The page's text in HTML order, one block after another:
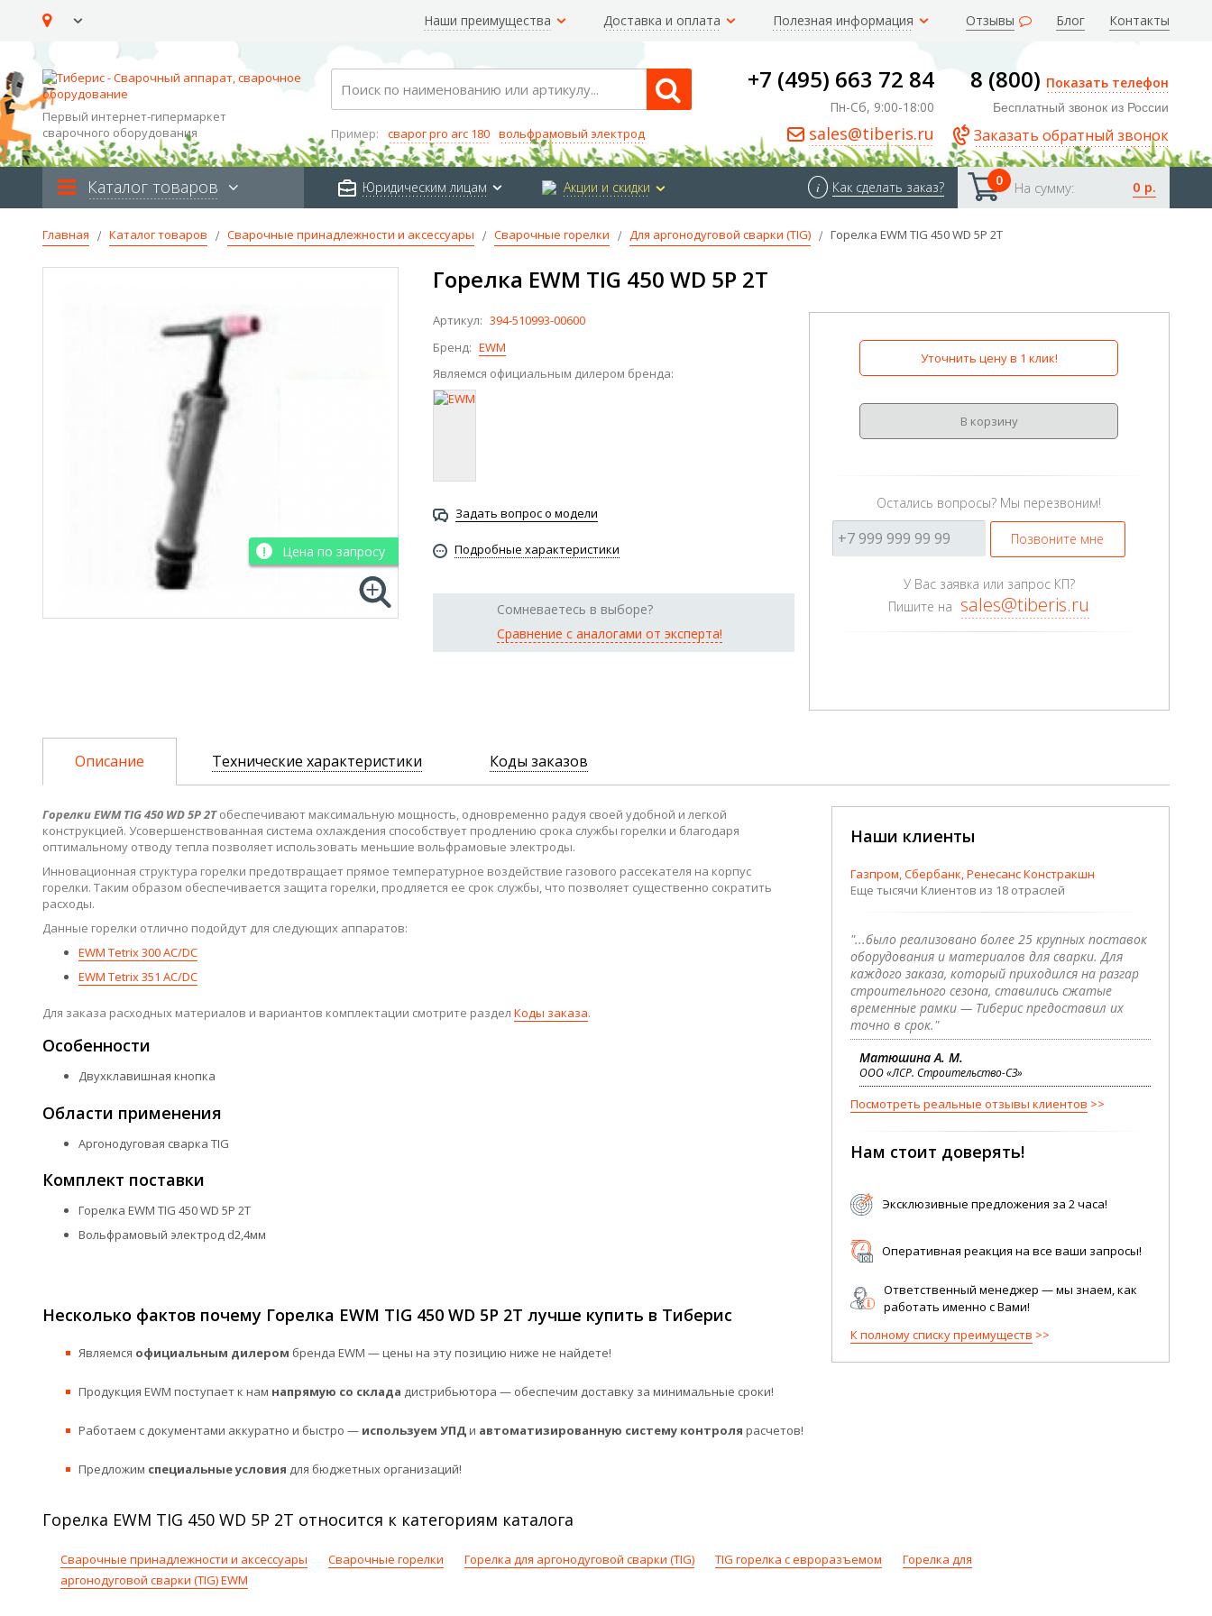
Наши преимущества Доставка и оплата Полезная информация Отзывы Блог Контакты
Первый интернет-гипермаркет
сварочного оборудования
Search
Пример: сварог pro arc 180 вольфрамовый электрод
+7 (495) 663 72 84
Пн-Сб, 9:00-18:00
sales@tiberis.ru
8 (800) Показать телефон
Бесплатный звонок из России
Заказать обратный звонок
Каталог товаров Юридическим лицам Акции и скидки 0 На сумму: 0 р.
i Как сделать заказ?
Главная Каталог товаров Сварочные принадлежности и аксессуары Сварочные горелки Для аргонодуговой сварки (TIG) Горелка EWM TIG 450 WD 5P 2T
Горелка EWM TIG 450 WD 5P 2T
Артикул: 394-510993-00600
Бренд: EWM
Являемся официальным дилером бренда:
Задать вопрос о модели
Подробные характеристики
Сомневаетесь в выборе?
Сравнение с аналогами от эксперта!
Уточнить цену в 1 клик!
В корзину
Остались вопросы? Мы перезвоним!
Позвоните мне
У Вас заявка или запрос КП?
Пишите на sales@tiberis.ru
Цена по запросу
Описание Технические характеристики Коды заказов
Горелки EWM TIG 450 WD 5P 2Tобеспечивают максимальную мощность, одновременно радуя своей удобной и легкой
конструкцией. Усовершенствованная система охлаждения способствует продлению срока службы горелки и благодаря
оптимальному отводу тепла позволяет использовать меньшие вольфрамовые электроды.
Инновационная структура горелки предотвращает прямое температурное воздействие газового рассекателя на корпус
горелки. Таким образом обеспечивается защита горелки, продляется ее срок службы, что позволяет существенно сократить
расходы.
Данные горелки отлично подойдут для следующих аппаратов:
EWM Tetrix 300 AC/DC
EWM Tetrix 351 AC/DC
Для заказа расходных материалов и вариантов комплектации смотрите раздел Коды заказа.
Особенности
Двухклавишная кнопка
Области применения
Аргонодуговая сварка TIG
Комплект поставки
Горелка EWM TIG 450 WD 5P 2T
Вольфрамовый электрод d2,4мм
Наши клиенты
Газпром, Сбербанк, Ренесанс Констракшн
Еще тысячи Клиентов из 18 отраслей
"...было реализовано более 25 крупных поставок
оборудования и материалов для сварки. Для
каждого заказа, который приходился на разгар
строительного сезона, ставились сжатые
временные рамки — Тиберис предоставил их
точно в срок."
Матюшина А. М.
ООО «ЛСР. Строительство-СЗ»
Посмотреть реальные отзывы клиентов
Нам стоит доверять!
Эксклюзивные предложения за 2 часа!
Оперативная реакция на все ваши запросы!
Ответственный менеджер — мы знаем, как
работать именно с Вами!
К полному списку преимуществ
Несколько фактов почему Горелка EWM TIG 450 WD 5P 2T лучше купить в Тиберис
Являемся официальным дилером бренда EWM — цены на эту позицию ниже не найдете!
Продукция EWM поступает к нам напрямую со склада дистрибьютора — обеспечим доставку за минимальные сроки!
Работаем с документами аккуратно и быстро — используем УПДи автоматизированную систему контроля расчетов!
Предложим специальные условия для бюджетных организаций!
Горелка EWM TIG 450 WD 5P 2T относится к категориям каталога
Сварочные принадлежности и аксессуары Сварочные горелки Горелка для аргонодуговой сварки (TIG) TIG горелка с евроразъемом
Горелка для
аргонодуговой сварки (TIG) EWM